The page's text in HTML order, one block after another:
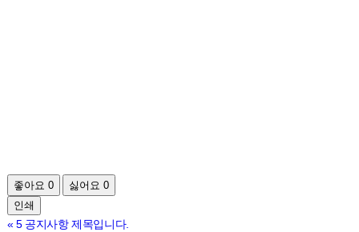
좋아요 0 싫어요0
인쇄
« 5 공지사항 제목입니다.